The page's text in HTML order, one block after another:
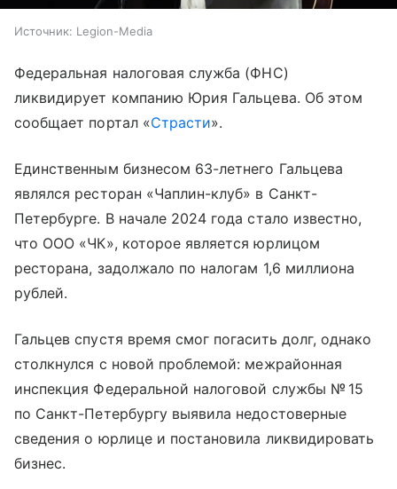
Источник: Legion-Media
Федеральная налоговая служба (ФНС)
ликвидирует компанию Юрия Гальцева. Об этом
сообщает портал «Страсти».
Единственным бизнесом 63-летнего Гальцева
являлся ресторан «Чаплин-клуб» в Санкт-
Петербурге. В начале 2024 года стало известно,
что ООО «ЧК», которое является юрлицом
ресторана, задолжало по налогам 1,6 миллиона
рублей.
Гальцев спустя время смог погасить долг, однако
столкнулся с новой проблемой: межрайонная
инспекция Федеральной налоговой службы № 15
по Санкт-Петербургу выявила недостоверные
сведения о юрлице и постановила ликвидировать
бизнес.